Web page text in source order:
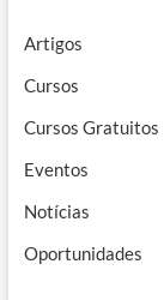
Artigos
Cursos
Cursos Gratuitos
Eventos
Notícias
Oportunidades